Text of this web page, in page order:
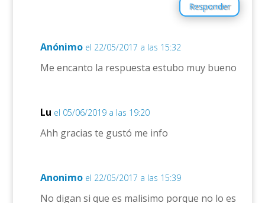
Responder
Anónimo el 22/05/2017 a las 15:32
Me encanto la respuesta estubo muy bueno
Lu el 05/06/2019 a las 19:20
Ahh gracias te gustó me info
Anonimo el 22/05/2017 a las 15:39
No digan si que es malisimo porque no lo es